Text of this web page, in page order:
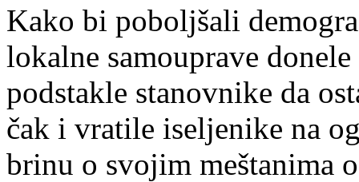
Kako bi poboljšali
lokalne samouprave
podstakle stanovnike da
čak i vratile iseljenike na
brinu o svojim meštanima